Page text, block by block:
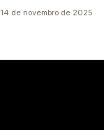
14 de novembro de 2025